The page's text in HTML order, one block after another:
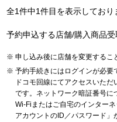
全1件中1件目を表示しており
予約申込する店舗/購入商品受
申し込み後に店舗を変更するこ
予約手続きにはログインが必要
ドコモ回線にてアクセスいた
です。ネットワーク暗証番号に
Wi-Fiまたはご自宅のインター
アカウントのID／パスワード